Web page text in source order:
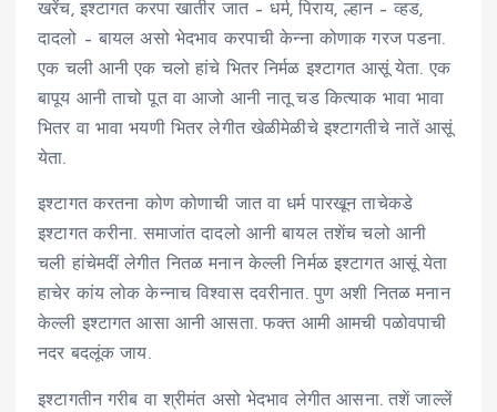
खरेंच, इश्टागत करपा खातीर जात – धर्म, पिराय, ल्हान – व्हड,
दादलो – बायल असो भेदभाव करपाची केन्ना कोणाक गरज पडना.
एक चली आनी एक चलो हांचे भितर निर्मळ इश्टागत आसूं येता. एक
बापूय आनी ताचो पूत वा आजो आनी नातू चड कित्याक भावा भावा
भितर वा भावा भयणी भितर लेगीत खेळीमेळीचे इश्टागतीचे नातें आसूं
येता.
इश्टागत करतना कोण कोणाची जात वा धर्म पारखून ताचेकडे
इश्टागत करीना. समाजांत दादलो आनी बायल तशेंच चलो आनी
चली हांचेमदीं लेगीत नितळ मनान केल्ली निर्मळ इश्टागत आसूं येता
हाचेर कांय लोक केन्नाच विश्वास दवरीनात. पुण अशी नितळ मनान
केल्ली इश्टागत आसा आनी आसता. फक्त आमी आमची पळोवपाची
नदर बदलूंक जाय.
इश्टागतीन गरीब वा श्रीमंत असो भेदभाव लेगीत आसना. तशें जाल्लें